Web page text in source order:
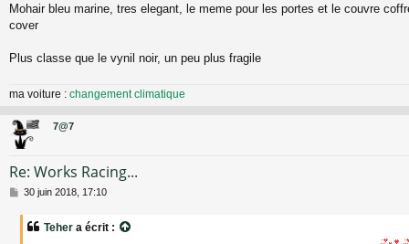
a
g
Mohair bleu marine, tres elegant, le meme pour les portes et le couvre
cover
Plus classe que le vynil noir, un peu plus fragile
ma voiture : changement climatique
7@7
Re: Works Racing...
M
30 juin 2018, 17:10
Teher a écrit :